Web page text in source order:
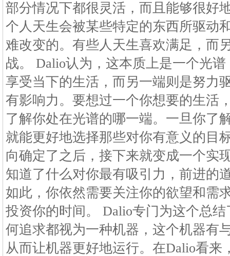
部分情况下都很灵活，而且能够很好
个人天生会被某些特定的东西所驱动
难改变的。有些人天生喜欢满足，而
战。 Dalio认为，这本质上是一个光
享受当下的生活，而另一端则是努力
有影响力。要想过一个你想要的生活
了解你处在光谱的哪一端。一旦你了
就能更好地选择那些对你有意义的目
向确定了之后，接下来就变成一个实
知道了什么对你最有吸引力，前进的
如此，你依然需要关注你的欲望和需
投资你的时间。 Dalio专门为这个总
何追求都视为一种机器，这个机器有
从而让机器更好地运行。在Dalio看来